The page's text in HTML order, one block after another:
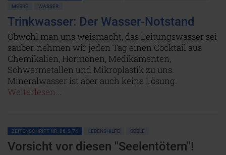
MEERE
WASSER
Trinkwasser: Der Wasser-Notstand
Obwohl man uns weismacht, das Leitungswasser sei
sauber, nehmen wir jeden Tag einen Cocktail aus
Chemikalien, Hormonen, Medikamenten,
Schwermetallen und Mikroplastik zu uns.
Mineralwasser ist aber auch keine Lösung.
Weiterlesen...
ZEITENSCHRIFT NR. 86, S.74 LEBENSHILFE SEELE
Vorsicht vor diesen "Seelentötern"!